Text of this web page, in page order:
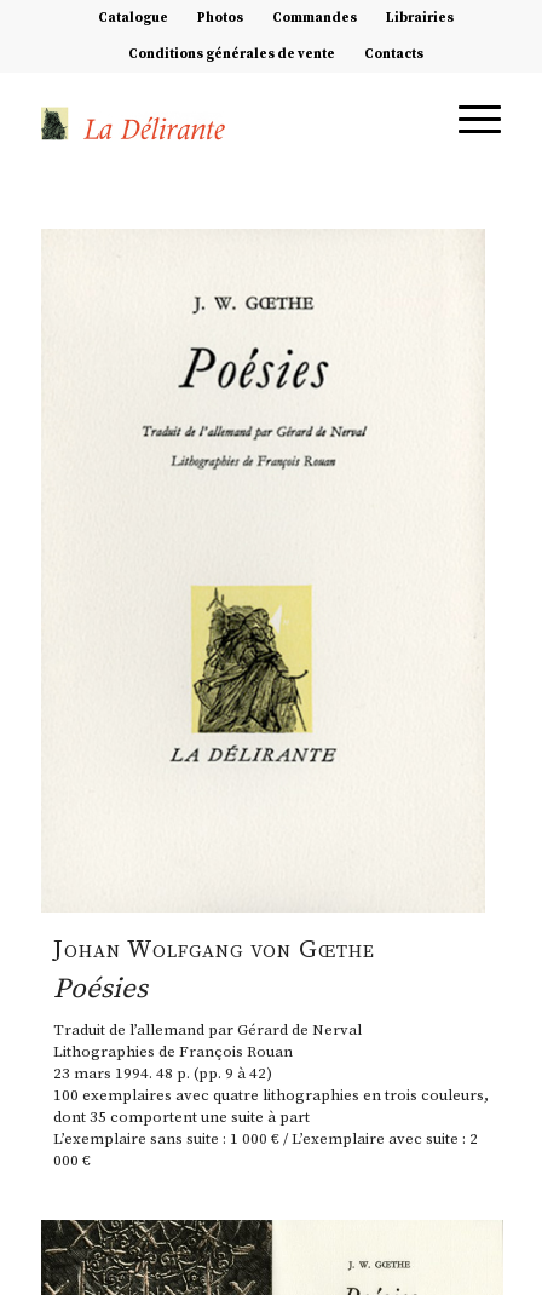
Catalogue Photos Commandes Librairies
Conditions générales de vente Contacts
Johan Wolfgang von Gœthe
Poésies
Traduit de l’allemand par Gérard de Nerval
Lithographies de François Rouan
23 mars 1994. 48 p. (pp. 9 à 42)
100 exemplaires avec quatre lithographies en trois couleurs,
dont 35 comportent une suite à part
L’exemplaire sans suite : 1 000 € / L’exemplaire avec suite : 2
000 €